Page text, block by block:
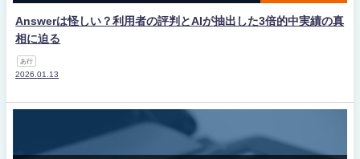
Answerは怪しい？利用者の評判とAIが抽出した3倍的中実績の真
相に迫る
あ行
2026.01.13